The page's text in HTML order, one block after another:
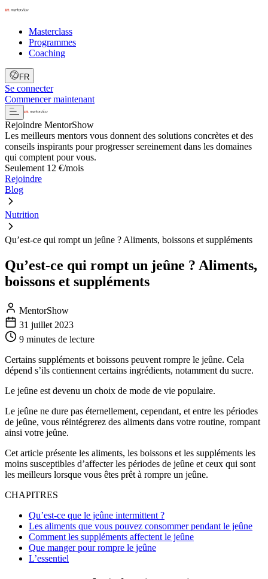
Masterclass
Programmes
Coaching
FR
Se connecter
Commencer maintenant
Rejoindre MentorShow
Les meilleurs mentors vous donnent des solutions concrètes et des
conseils inspirants pour progresser sereinement dans les domaines
qui comptent pour vous.
Seulement 12 €/mois
Rejoindre
Blog
Nutrition
Qu’est-ce qui rompt un jeûne ? Aliments, boissons et suppléments
Qu’est-ce qui rompt un jeûne ? Aliments,
boissons et suppléments
MentorShow
31 juillet 2023
9 minutes de lecture
Certains suppléments et boissons peuvent rompre le jeûne. Cela
dépend s’ils contiennent certains ingrédients, notamment du sucre.
Le jeûne est devenu un choix de mode de vie populaire.
Le jeûne ne dure pas éternellement, cependant, et entre les périodes
de jeûne, vous réintégrerez des aliments dans votre routine, rompant
ainsi votre jeûne.
Cet article présente les aliments, les boissons et les suppléments les
moins susceptibles d’affecter les périodes de jeûne et ceux qui sont
les meilleurs lorsque vous êtes prêt à rompre un jeûne.
CHAPITRES
Qu’est-ce que le jeûne intermittent ?
Les aliments que vous pouvez consommer pendant le jeûne
Comment les suppléments affectent le jeûne
Que manger pour rompre le jeûne
L’essentiel